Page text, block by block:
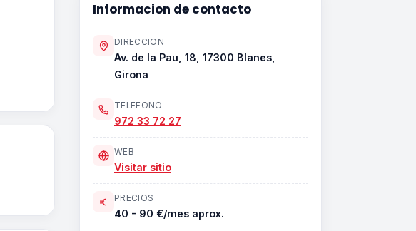
Informacion de contacto
DIRECCION
Av. de la Pau, 18, 17300 Blanes,
Girona
TELEFONO
972 33 72 27
WEB
Visitar sitio
PRECIOS
40 - 90 €/mes aprox.